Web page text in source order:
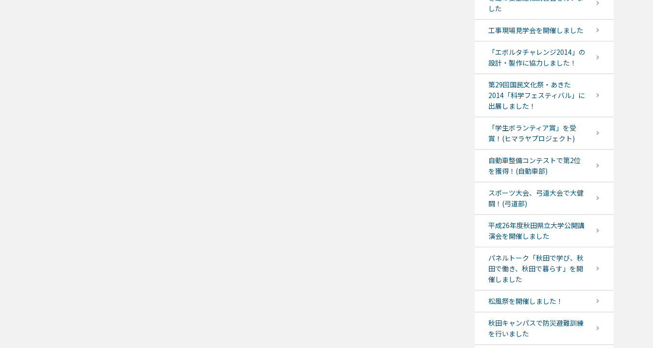
した
工事現場見学会を開催しました
「エボルタチャレンジ2014」の
設計・製作に協力しました！
第29回国民文化祭・あきた
2014「科学フェスティバル」に
出展しました！
「学生ボランティア賞」を受
賞！(ヒマラヤプロジェクト)
自動車整備コンテストで第2位
を獲得！(自動車部)
スポーツ大会、弓道大会で大健
闘！(弓道部)
平成26年度秋田県立大学公開講
演会を開催しました
パネルトーク「秋田で学び、秋
田で働き、秋田で暮らす」を開
催しました
松風祭を開催しました！
秋田キャンパスで防災避難訓練
を行いました